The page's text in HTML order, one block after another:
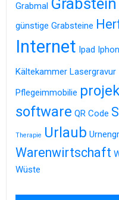
Grabmal
günstige Grabsteine
Internet Ipad
Kältekammer Lasergravur
Pflegeimmobilie
software QR Code
Therapie Urlaub
Warenwirtschaft
Wüste